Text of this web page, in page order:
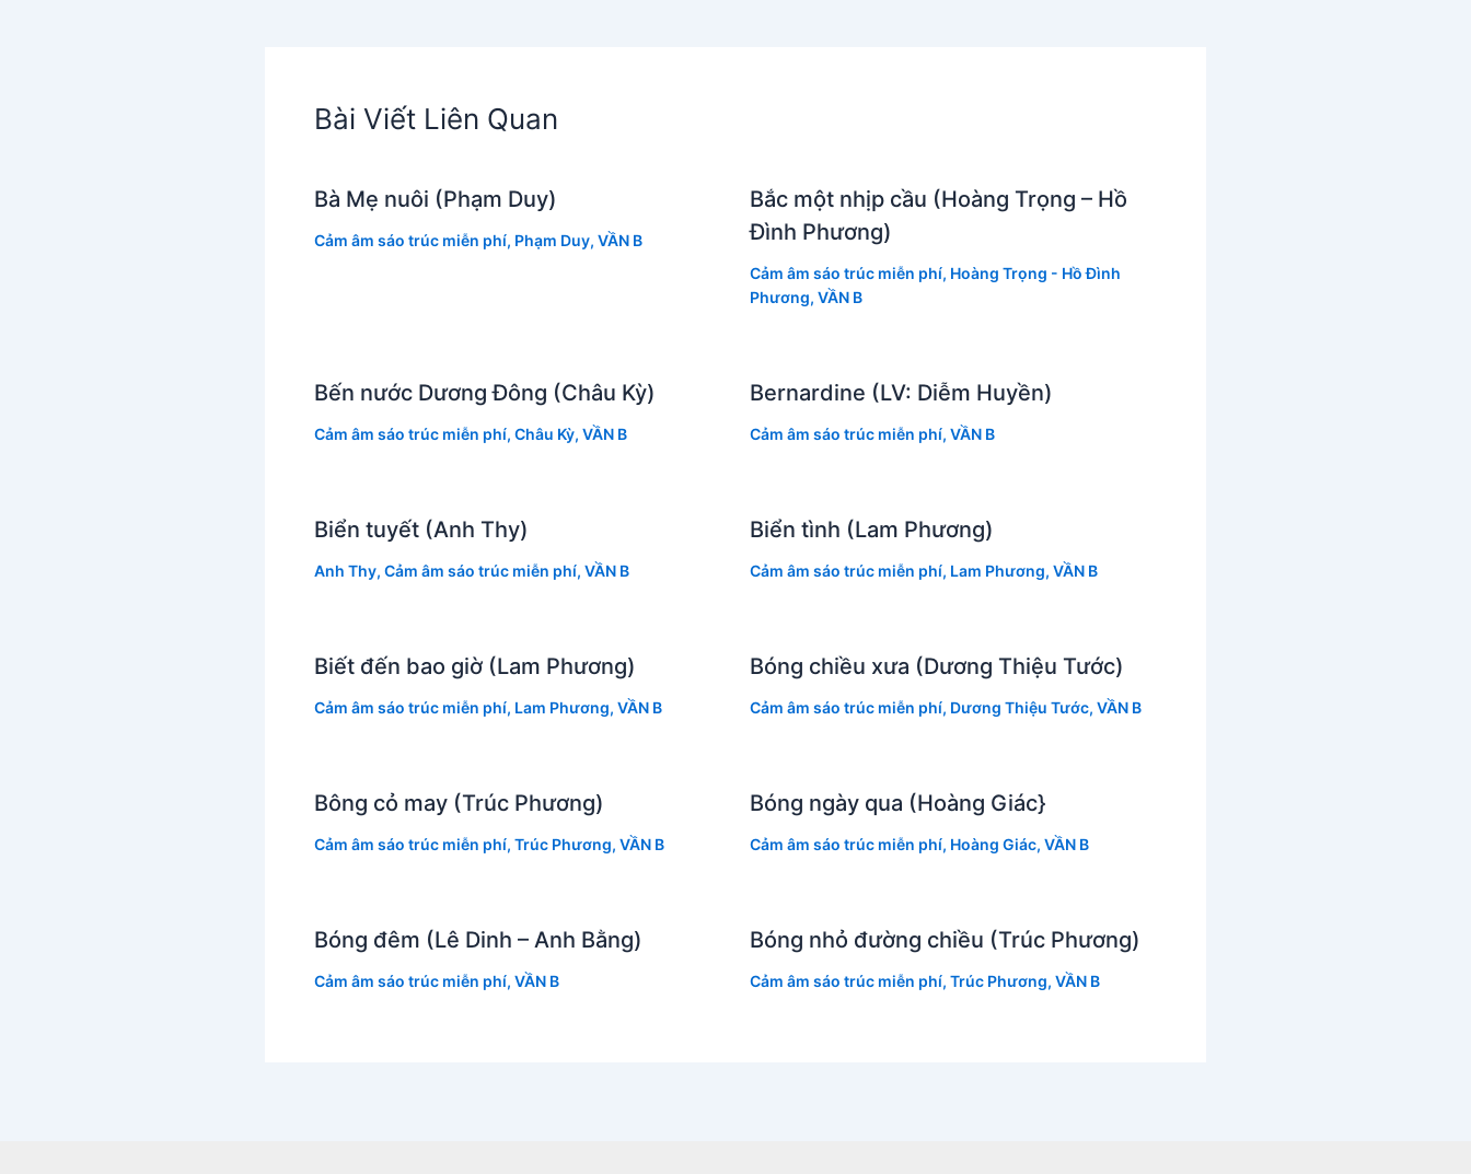
Bài Viết Liên Quan
Bà Mẹ nuôi (Phạm Duy)
Cảm âm sáo trúc miễn phí, Phạm Duy, VẦN B
Bắc một nhịp cầu (Hoàng Trọng – Hồ
Đình Phương)
Cảm âm sáo trúc miễn phí, Hoàng Trọng - Hồ Đình
Phương, VẦN B
Bến nước Dương Đông (Châu Kỳ)
Cảm âm sáo trúc miễn phí, Châu Kỳ, VẦN B
Bernardine (LV: Diễm Huyền)
Cảm âm sáo trúc miễn phí, VẦN B
Biển tuyết (Anh Thy)
Anh Thy, Cảm âm sáo trúc miễn phí, VẦN B
Biển tình (Lam Phương)
Cảm âm sáo trúc miễn phí, Lam Phương, VẦN B
Biết đến bao giờ (Lam Phương)
Cảm âm sáo trúc miễn phí, Lam Phương, VẦN B
Bóng chiều xưa (Dương Thiệu Tước)
Cảm âm sáo trúc miễn phí, Dương Thiệu Tước, VẦN B
Bông cỏ may (Trúc Phương)
Cảm âm sáo trúc miễn phí, Trúc Phương, VẦN B
Bóng ngày qua (Hoàng Giác}
Cảm âm sáo trúc miễn phí, Hoàng Giác, VẦN B
Bóng đêm (Lê Dinh – Anh Bằng)
Cảm âm sáo trúc miễn phí, VẦN B
Bóng nhỏ đường chiều (Trúc Phương)
Cảm âm sáo trúc miễn phí, Trúc Phương, VẦN B